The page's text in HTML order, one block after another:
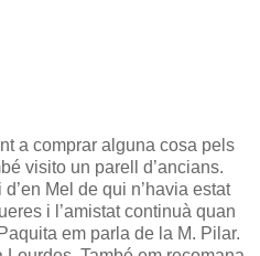
a comprar alguna cosa pels
visito un parell d’ancians.
Mel de qui n’havia estat
i l’amistat continuà quan
em parla de la M. Pilar.